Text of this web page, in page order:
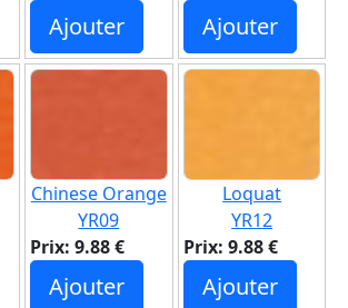
Ajouter Ajouter
Chinese Orange
YR09
Prix: 9.88 €
Ajouter
Loquat
YR12
Prix: 9.88 €
Ajouter